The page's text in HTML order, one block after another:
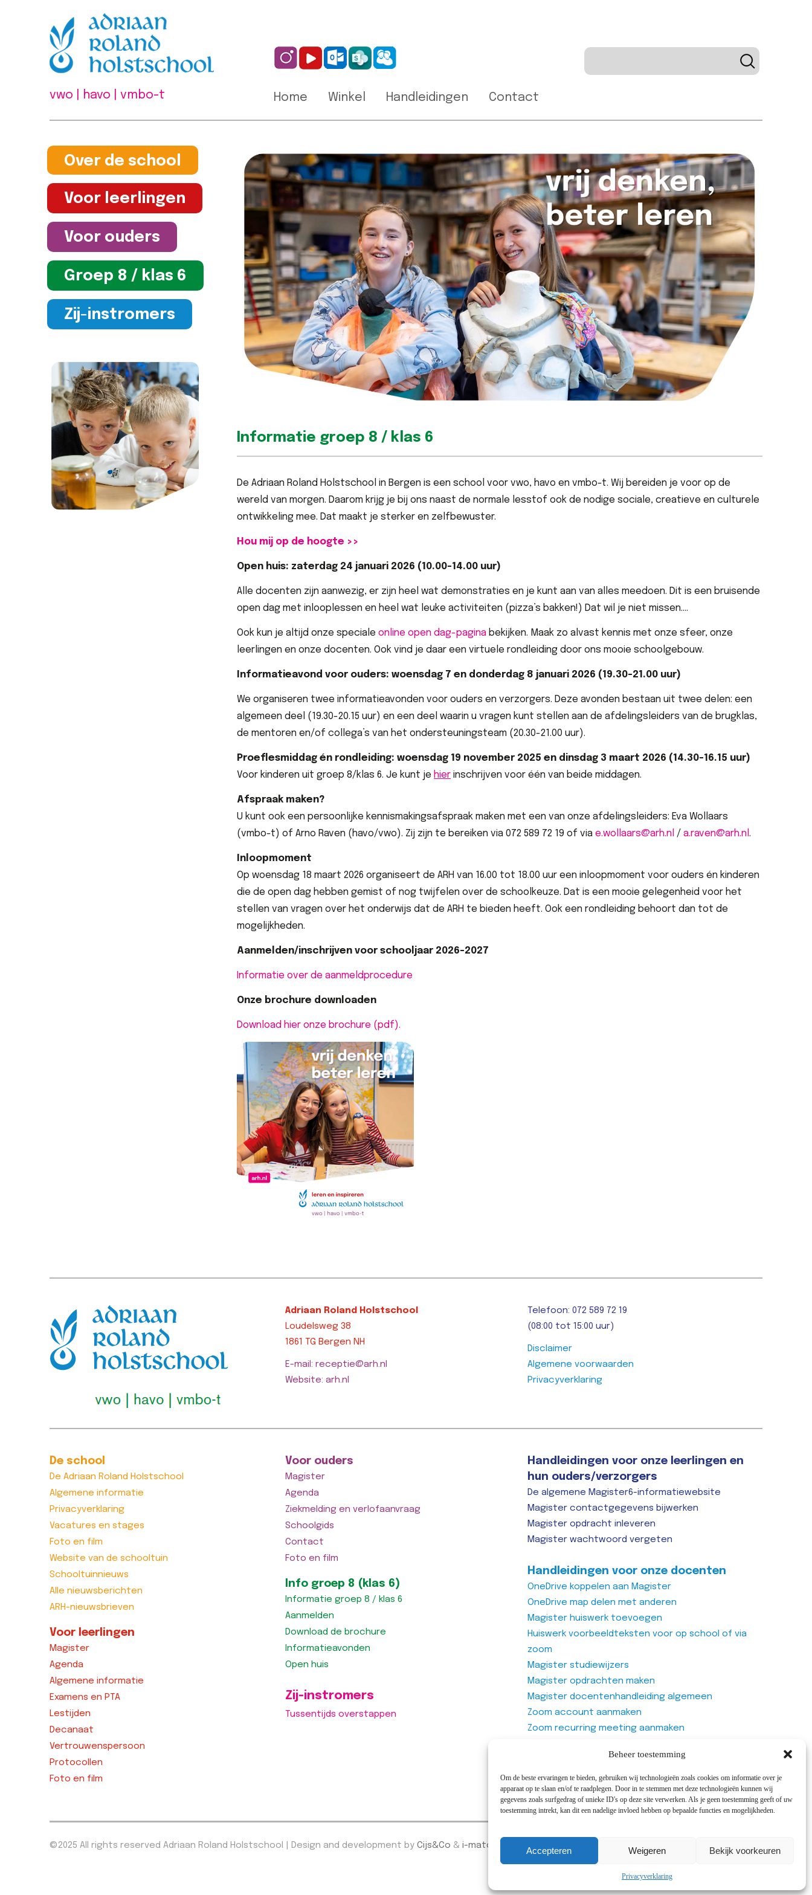
Beheer toestemming
Om de beste ervaringen te bieden, gebruiken wij technologieën zoals cookies om informatie over je
apparaat op te slaan en/of te raadplegen. Door in te stemmen met deze technologieën kunnen wij
gegevens zoals surfgedrag of unieke ID's op deze site verwerken. Als je geen toestemming geeft of uw
toestemming intrekt, kan dit een nadelige invloed hebben op bepaalde functies en mogelijkheden.
Accepteren Weigeren Bekijk voorkeuren
Privacyverklaring
vwo | havo | vmbo-t Home Winkel Handleidingen Contact
Over de school
Voor leerlingen
Voor ouders
Groep 8 / klas 6
Zij-instromers
Informatie groep 8 / klas 6
De Adriaan Roland Holstschool in Bergen is een school voor vwo, havo en vmbo-t. Wij bereiden je voor op de
wereld van morgen. Daarom krijg je bij ons naast de normale lesstof ook de nodige sociale, creatieve en culturele
ontwikkeling mee. Dat maakt je sterker en zelfbewuster.
Hou mij op de hoogte >>
Open huis: zaterdag 24 januari 2026 (10.00-14.00 uur)
Alle docenten zijn aanwezig, er zijn heel wat demonstraties en je kunt aan van alles meedoen. Dit is een bruisende
open dag met inlooplessen en heel wat leuke activiteiten (pizza’s bakken!) Dat wil je niet missen….
Ook kun je altijd onze speciale online open dag-pagina bekijken. Maak zo alvast kennis met onze sfeer, onze
leerlingen en onze docenten. Ook vind je daar een virtuele rondleiding door ons mooie schoolgebouw.
Informatieavond voor ouders: woensdag 7 en donderdag 8 januari 2026 (19.30-21.00 uur)
We organiseren twee informatieavonden voor ouders en verzorgers. Deze avonden bestaan uit twee delen: een
algemeen deel (19.30-20.15 uur) en een deel waarin u vragen kunt stellen aan de afdelingsleiders van de brugklas,
de mentoren en/of collega’s van het ondersteuningsteam (20.30-21.00 uur).
Proeflesmiddag én rondleiding: woensdag 19 november 2025 en dinsdag 3 maart 2026 (14.30-16.15 uur)
Voor kinderen uit groep 8/klas 6. Je kunt je hier inschrijven voor één van beide middagen.
Afspraak maken?
U kunt ook een persoonlijke kennismakingsafspraak maken met een van onze afdelingsleiders: Eva Wollaars
(vmbo-t) of Arno Raven (havo/vwo). Zij zijn te bereiken via 072 589 72 19 of via e.wollaars@arh.nl / a.raven@arh.nl .
Inloopmoment
Op woensdag 18 maart 2026 organiseert de ARH van 16.00 tot 18.00 uur een inloopmoment voor ouders én kinderen
die de open dag hebben gemist of nog twijfelen over de schoolkeuze. Dat is een mooie gelegenheid voor het
stellen van vragen over het onderwijs dat de ARH te bieden heeft. Ook een rondleiding behoort dan tot de
mogelijkheden.
Aanmelden/inschrijven voor schooljaar 2026-2027
Informatie over de aanmeldprocedure
Onze brochure downloaden
Download hier onze brochure (pdf).
Adriaan Roland Holstschool
Loudelsweg 38
1861 TG Bergen NH
E-mail: receptie@arh.nl
Website: arh.nl
Telefoon: 072 589 72 19
(08:00 tot 15:00 uur)
Disclaimer
Algemene voorwaarden
Privacyverklaring
De school
De Adriaan Roland Holstschool
Algemene informatie
Privacyverklaring
Vacatures en stages
Foto en film
Website van de schooltuin
Schooltuinnieuws
Alle nieuwsberichten
ARH-nieuwsbrieven
Voor leerlingen
Magister
Agenda
Algemene informatie
Examens en PTA
Lestijden
Decanaat
Vertrouwenspersoon
Protocollen
Foto en film
Voor ouders
Magister
Agenda
Ziekmelding en verlofaanvraag
Schoolgids
Contact
Foto en film
Info groep 8 (klas 6)
Informatie groep 8 / klas 6
Aanmelden
Download de brochure
Informatieavonden
Open huis
Zij-instromers
Tussentijds overstappen
Handleidingen voor onze leerlingen en
hun ouders/verzorgers
De algemene Magister6-informatiewebsite
Magister contactgegevens bijwerken
Magister opdracht inleveren
Magister wachtwoord vergeten
Handleidingen voor onze docenten
OneDrive koppelen aan Magister
OneDrive map delen met anderen
Magister huiswerk toevoegen
Huiswerk voorbeeldteksten voor op school of via
zoom
Magister studiewijzers
Magister opdrachten maken
Magister docentenhandleiding algemeen
Zoom account aanmaken
Zoom recurring meeting aanmaken
Vragenlijst van Office365 Forms gebruiken
©2025 All rights reserved Adriaan Roland Holstschool | Design and development by Cijs&Co & i-match webconcepts